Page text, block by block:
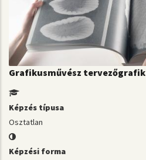
Grafikusművész
Képzés típusa
Osztatlan
Képzési forma